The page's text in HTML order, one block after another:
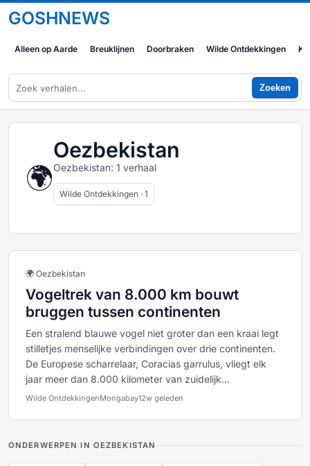
GOSHNEWS
Alleen op Aarde Breuklijnen Doorbraken Wilde Ontdekkingen
Zoeken
🌍
Oezbekistan
Oezbekistan: 1 verhaal
Wilde Ontdekkingen · 1
🌍 Oezbekistan
Vogeltrek van 8.000 km bouwt
bruggen tussen continenten
Een stralend blauwe vogel niet groter dan een kraai legt
stilletjes menselijke verbindingen over drie continenten.
De Europese scharrelaar, Coracias garrulus, vliegt elk
jaar meer dan 8.000 kilometer van zuidelijk...
Wilde OntdekkingenMongabay12w geleden
ONDERWERPEN IN OEZBEKISTAN